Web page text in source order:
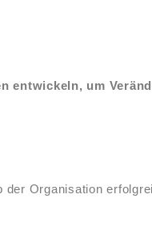
entwickeln, um
Organisation